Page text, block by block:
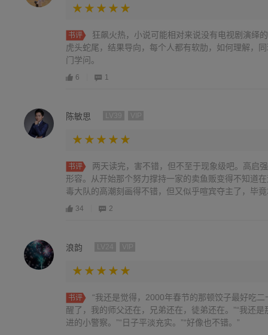
书评
狂飙火热，小说可能相对来说没有电视剧演绎
虎头蛇尾，结果导向，每个人都有软肋，如何理解，
门学问。
6 1
陈敏思
书评
两天读完，害不错，但不至于现象级吧。高
形容。从开始那个努力撑持一家的卖鱼贩变得不知道
毒大队的高潮刻画得不错，但又似乎喧宾夺主了，毕
缉毒。最后决战的剧情就这么一个高潮突兀在那里，
34 2
浪韵
书评
“我还是觉得，2000年春节的那顿饺子最好吃二
醒了，我的师父还在，兄弟还在，徒弟还在。”“我还
进的小警察。”“日子平淡充实。”“好像也不错。”